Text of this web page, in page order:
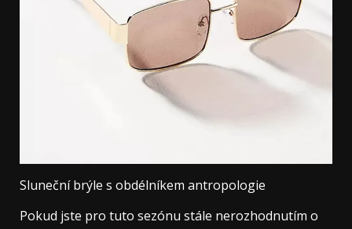
Sluneční brýle s obdélníkem antropologie
Pokud jste pro tuto sezónu stále nerozhodnutím o